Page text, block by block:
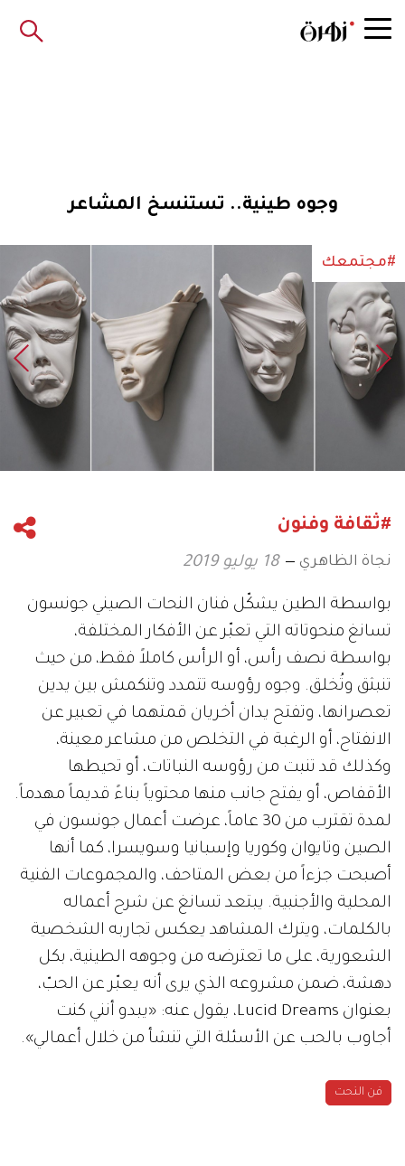
وجوه طينية.. تستنسخ المشاعر
#مجتمعك
#ثقافة وفنون
نجاة الظاهري 18 يوليو 2019
بواسطة الطين يشكّل فنان النحات الصيني جونسون
تسانغ منحوتاته التي تعبّر عن الأفكار المختلفة،
بواسطة نصف رأس، أو الرأس كاملاً فقط، من حيث
تنبثق وتُخلق. وجوه رؤوسه تتمدد وتنكمش بين يدين
تعصرانها، وتفتح يدان أخريان قمتهما في تعبير عن
الانفتاح، أو الرغبة في التخلص من مشاعر معينة،
وكذلك قد تنبت من رؤوسه النباتات، أو تحيطها
الأقفاص، أو يفتح جانب منها محتوياً بناءً قديماً مهدماً.
لمدة تقترب من 30 عاماً، عرضت أعمال جونسون في
الصين وتايوان وكوريا وإسبانيا وسويسرا، كما أنها
أصبحت جزءاً من بعض المتاحف، والمجموعات الفنية
المحلية والأجنبية. يبتعد تسانغ عن شرح أعماله
بالكلمات، ويترك المشاهد يعكس تجاربه الشخصية
الشعورية، على ما تعترضه من وجوهه الطينية، بكل
دهشة، ضمن مشروعه الذي يرى أنه يعبّر عن الحبّ،
بعنوان Lucid Dreams، يقول عنه: «يبدو أنني كنت
أجاوب بالحب عن الأسئلة التي تنشأ من خلال أعمالي».
فن النحت